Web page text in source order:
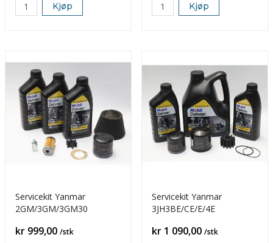
Kjøp Kjøp
Servicekit Yanmar
2GM/3GM/3GM30
Pris
kr 999,00 /stk
Servicekit Yanmar
3JH3BE/CE/E/4E
Pris
kr 1 090,00 /stk